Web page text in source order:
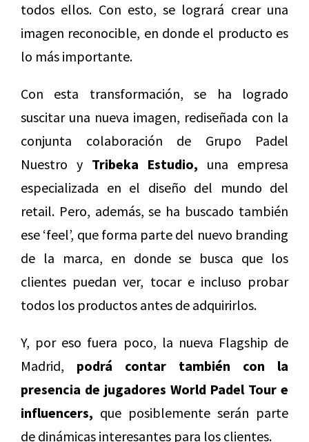
todos ellos. Con esto, se logrará crear una
imagen reconocible, en donde el producto es
lo más importante.
Con esta transformación, se ha logrado
suscitar una nueva imagen, rediseñada con la
conjunta colaboración de Grupo Padel
Nuestro yTribeka Estudio, una empresa
especializada en el diseño del mundo del
retail. Pero, además, se ha buscado también
ese ‘feel’, que forma parte del nuevo branding
de la marca, en donde se busca que los
clientes puedan ver, tocar e incluso probar
todos los productos antes de adquirirlos.
Y, por eso fuera poco, la nueva Flagship de
Madrid, podrá contar también con la
presencia de jugadores World Padel Tour e
influencers, que posiblemente serán parte
de dinámicas interesantes para los clientes.